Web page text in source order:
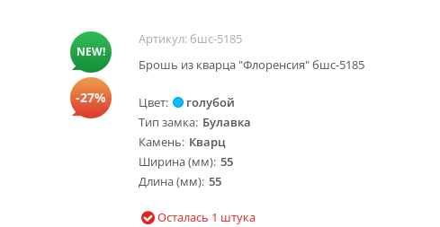
NEW!
-27%
Артикул: бшс-5185
Брошь из кварца "Флоренсия" бшс-5185
Цвет
голубой
Тип замка Булавка
Камень Кварц
Ширина (мм) 55
Длина (мм) 55
Осталась 1 штука